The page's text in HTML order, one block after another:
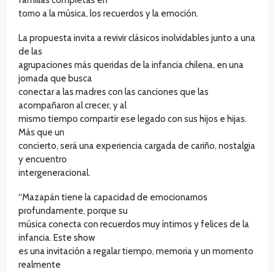
torno a la música, los recuerdos y la emoción.
La propuesta invita a revivir clásicos inolvidables junto a una
de las
agrupaciones más queridas de la infancia chilena, en una
jornada que busca
conectar a las madres con las canciones que las
acompañaron al crecer, y al
mismo tiempo compartir ese legado con sus hijos e hijas.
Más que un
concierto, será una experiencia cargada de cariño, nostalgia
y encuentro
intergeneracional.
“Mazapán tiene la capacidad de emocionarnos
profundamente, porque su
música conecta con recuerdos muy íntimos y felices de la
infancia. Este show
es una invitación a regalar tiempo, memoria y un momento
realmente